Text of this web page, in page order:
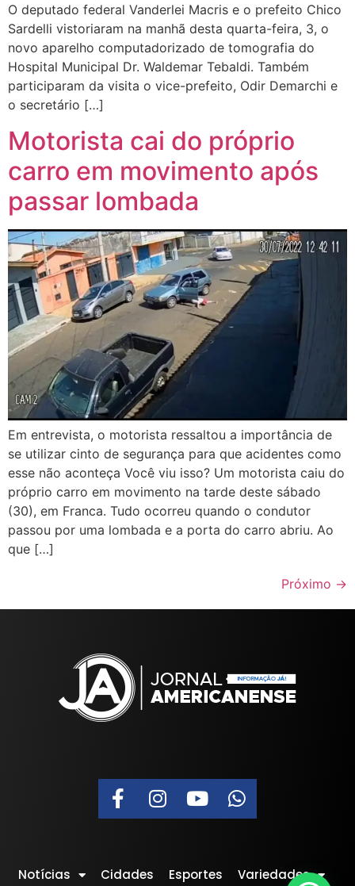
O deputado federal Vanderlei Macris e o prefeito Chico
Sardelli vistoriaram na manhã desta quarta-feira, 3, o
novo aparelho computadorizado de tomografia do
Hospital Municipal Dr. Waldemar Tebaldi. Também
participaram da visita o vice-prefeito, Odir Demarchi e
o secretário […]
Motorista cai do próprio
carro em movimento após
passar lombada
Em entrevista, o motorista ressaltou a importância de
se utilizar cinto de segurança para que acidentes como
esse não aconteça Você viu isso? Um motorista caiu do
próprio carro em movimento na tarde deste sábado
(30), em Franca. Tudo ocorreu quando o condutor
passou por uma lombada e a porta do carro abriu. Ao
que […]
Próximo →
Notícias Cidades Esportes Variedades